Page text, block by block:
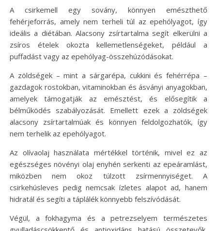
A csirkemell egy sovány, könnyen emészthető
fehérjeforrás, amely nem terheli túl az epehólyagot, így
ideális a diétában. Alacsony zsírtartalma segít elkerülni a
zsíros ételek okozta kellemetlenségeket, például a
puffadást vagy az epehólyag-összehúzódásokat.
A zöldségek – mint a sárgarépa, cukkini és fehérrépa –
gazdagok rostokban, vitaminokban és ásványi anyagokban,
amelyek támogatják az emésztést, és elősegítik a
bélműködés szabályozását. Emellett ezek a zöldségek
alacsony zsírtartalmúak és könnyen feldolgozhatók, így
nem terhelik az epehólyagot.
Az olívaolaj használata mértékkel történik, mivel ez az
egészséges növényi olaj enyhén serkenti az epeáramlást,
miközben nem okoz túlzott zsírmennyiséget. A
csirkehúsleves pedig nemcsak ízletes alapot ad, hanem
hidratál és segíti a táplálék könnyebb felszívódását.
Végül, a fokhagyma és a petrezselyem természetes